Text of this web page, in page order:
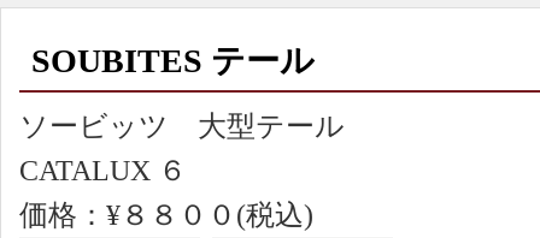
SOUBITES テール
ソービッツ 大型テール
CATALUX ６
価格：¥８８００(税込)